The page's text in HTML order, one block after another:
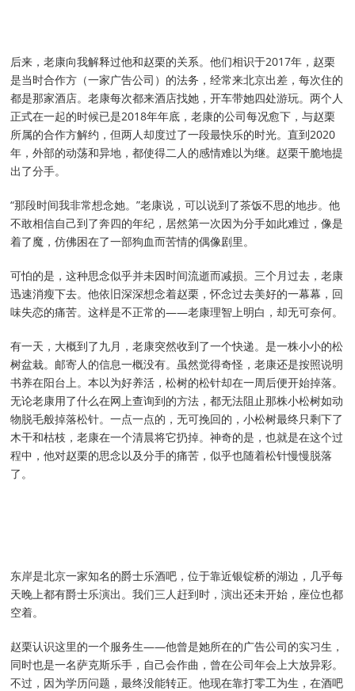
后来，老康向我解释过他和赵栗的关系。他们相识于2017年，赵栗
是当时合作方（一家广告公司）的法务，经常来北京出差，每次住的
都是那家酒店。老康每次都来酒店找她，开车带她四处游玩。两个人
正式在一起的时候已是2018年年底，老康的公司每况愈下，与赵栗
所属的合作方解约，但两人却度过了一段最快乐的时光。直到2020
年，外部的动荡和异地，都使得二人的感情难以为继。赵栗干脆地提
出了分手。
“那段时间我非常想念她。”老康说，可以说到了茶饭不思的地步。他
不敢相信自己到了奔四的年纪，居然第一次因为分手如此难过，像是
着了魔，仿佛困在了一部狗血而苦情的偶像剧里。
可怕的是，这种思念似乎并未因时间流逝而减损。三个月过去，老康
迅速消瘦下去。他依旧深深想念着赵栗，怀念过去美好的一幕幕，回
味失恋的痛苦。这样是不正常的——老康理智上明白，却无可奈何。
有一天，大概到了九月，老康突然收到了一个快递。是一株小小的松
树盆栽。邮寄人的信息一概没有。虽然觉得奇怪，老康还是按照说明
书养在阳台上。本以为好养活，松树的松针却在一周后便开始掉落。
无论老康用了什么在网上查询到的方法，都无法阻止那株小松树如动
物脱毛般掉落松针。一点一点的，无可挽回的，小松树最终只剩下了
木干和枯枝，老康在一个清晨将它扔掉。神奇的是，也就是在这个过
程中，他对赵栗的思念以及分手的痛苦，似乎也随着松针慢慢脱落
了。
东岸是北京一家知名的爵士乐酒吧，位于靠近银锭桥的湖边，几乎每
天晚上都有爵士乐演出。我们三人赶到时，演出还未开始，座位也都
空着。
赵栗认识这里的一个服务生——他曾是她所在的广告公司的实习生，
同时也是一名萨克斯乐手，自己会作曲，曾在公司年会上大放异彩。
不过，因为学历问题，最终没能转正。他现在靠打零工为生，在酒吧